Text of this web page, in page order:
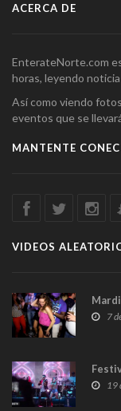
ACERCA DE
EnterateNorte.com
horas, leyendo
Así como viendo
eventos que se
MANTENTE
VIDEOS
7
19